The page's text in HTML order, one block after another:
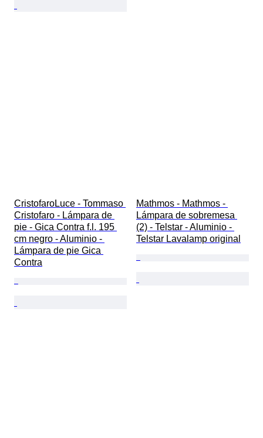
CristofaroLuce - Tommaso
Cristofaro - Lámpara de
pie - Gica Contra f.l. 195
cm negro - Aluminio -
Lámpara de pie Gica
Contra
Mathmos - Mathmos -
Lámpara de sobremesa
(2) - Telstar - Aluminio -
Telstar Lavalamp original